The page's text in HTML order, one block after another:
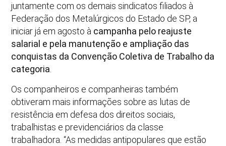
juntamente com os demais sindicatos filiados à
Federação dos Metalúrgicos do Estado de SP, a
iniciar já em agosto à campanha pelo reajuste
salarial e pela manutenção e ampliação das
conquistas da Convenção Coletiva de Trabalho da
categoria
Os companheiros e companheiras também
obtiveram mais informações sobre as lutas de
resistência em defesa dos direitos sociais,
trabalhistas e previdenciários da classe
trabalhadora. “As medidas antipopulares que estão